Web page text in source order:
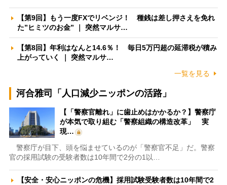
【第9回】もう一度FXでリベンジ！ 種銭は差し押さえを免れ
た”ヒミツのお金” ｜ 突然マルサ…
【第8回】年利はなんと14.6％！ 毎日5万円超の延滞税が積み
上がっていく ｜ 突然マルサ…
一覧を見る
河合雅司「人口減少ニッポンの活路」
【「警察官離れ」に歯止めはかかるか？】警察庁
が本気で取り組む「警察組織の構造改革」 実
現…
警察庁が目下、頭を悩ませているのが「警察官不足」だ。警察
官の採用試験の受験者数は10年間で2分の1以…
【安全・安心ニッポンの危機】採用試験受験者数は10年間で2